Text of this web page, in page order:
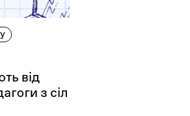
від
з сіл